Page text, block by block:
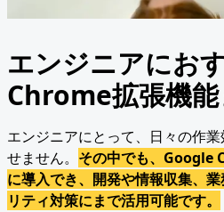
エンジニアにお
Chrome拡張機
エンジニアにとって、日々の作
せません。 その中でも、Google
に導入でき、開発や情報収集、
リティ対策にまで活用可能です。